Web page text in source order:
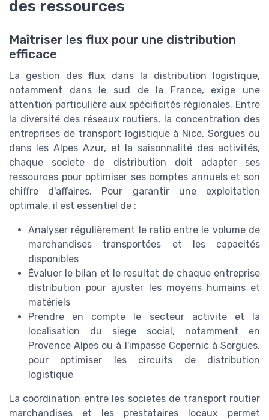
des ressources
Maîtriser les flux pour une distribution
efficace
La gestion des flux dans la distribution logistique,
notamment dans le sud de la France, exige une
attention particulière aux spécificités régionales. Entre
la diversité des réseaux routiers, la concentration des
entreprises de transport logistique à Nice, Sorgues ou
dans les Alpes Azur, et la saisonnalité des activités,
chaque societe de distribution doit adapter ses
ressources pour optimiser ses comptes annuels et son
chiffre d'affaires. Pour garantir une exploitation
optimale, il est essentiel de :
Analyser régulièrement le ratio entre le volume de
marchandises transportées et les capacités
disponibles
Évaluer le bilan et le resultat de chaque entreprise
distribution pour ajuster les moyens humains et
matériels
Prendre en compte le secteur activite et la
localisation du siege social, notamment en
Provence Alpes ou à l'impasse Copernic à Sorgues,
pour optimiser les circuits de distribution
logistique
La coordination entre les societes de transport routier
marchandises et les prestataires locaux permet